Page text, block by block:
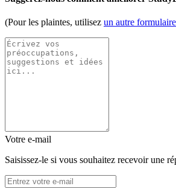
(Pour les plaintes, utilisez un autre formulaire
Votre e-mail
Saisissez-le si vous souhaitez recevoir une